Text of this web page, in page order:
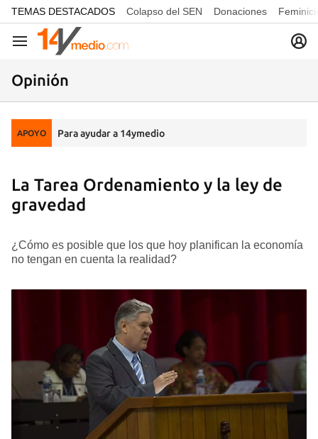
common.go-to-content
TEMAS DESTACADOS Colapso del SEN Donaciones
Navegación
Opinión
APOYO Para ayudar a 14ymedio
La Tarea Ordenamiento y la ley de
gravedad
¿Cómo es posible que los que hoy planifican la economía
no tengan en cuenta la realidad?